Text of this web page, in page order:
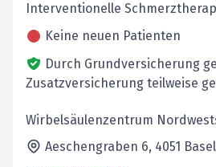
Interventionelle
Keine neuen Patienten
Durch Grundversicherung
Zusatzversicherung teilweise
Wirbelsäulenzentrum
Aeschengraben 6, 4051 Basel